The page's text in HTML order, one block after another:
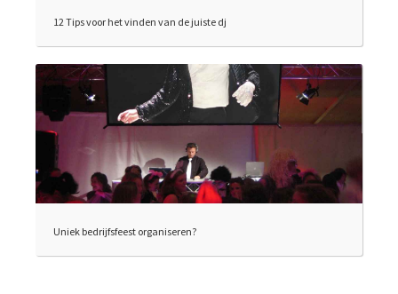
12 Tips voor het vinden van de juiste dj
Uniek bedrijfsfeest organiseren?